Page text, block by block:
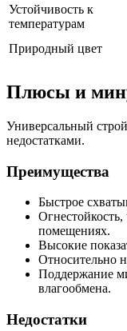
Устойчивость к
температурам
Природный цвет
Плюсы и
Универсальный
недостатками.
Преимущества
Быстрое
помещениях.
Высокие
Относительно
Поддержание
влагообмена.
Недостатки